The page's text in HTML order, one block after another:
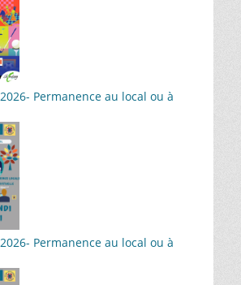
Permanence au local ou à
Permanence au local ou à